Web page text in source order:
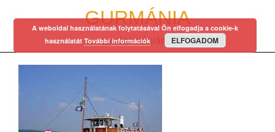
GURMÁNIA
egy régi mániám…
A weboldal használatának folytatásával Ön elfogadja a cookie-k
használatát További információk ELFOGADOM